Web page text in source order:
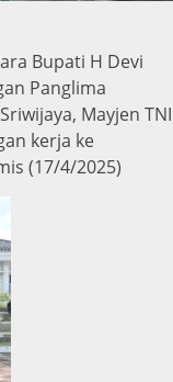
Bupati H Devi
Panglima
Mayjen TNI
kerja ke
(17/4/2025)